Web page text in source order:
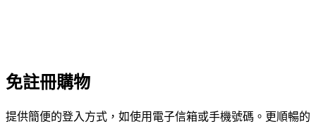
免註冊購物
提供簡便的登入方式，如使用電子信箱或手機號碼。更順暢的